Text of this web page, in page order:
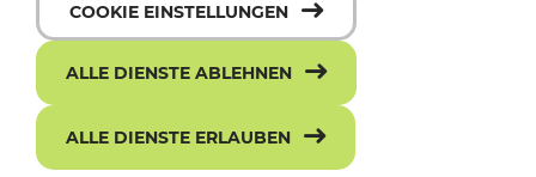
COOKIE EINSTELLUNGEN
ALLE DIENSTE ABLEHNEN
ALLE DIENSTE ERLAUBEN